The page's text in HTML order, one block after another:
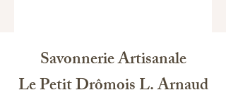
propylene glycol, benzyl alcohol,
magnesium nitrate, octadecyl di-t-
Savonnerie Artisanale